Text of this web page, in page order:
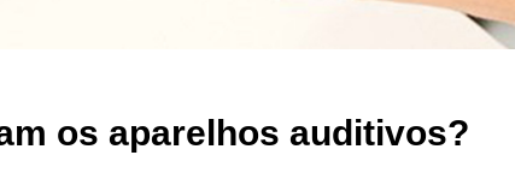
os aparelhos auditivos?